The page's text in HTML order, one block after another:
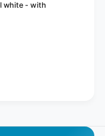
white - with